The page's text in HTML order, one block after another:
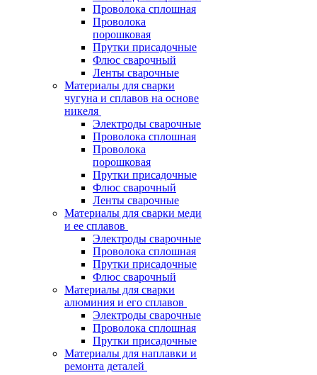
Проволока сплошная
Проволока
порошковая
Прутки присадочные
Флюс сварочный
Ленты сварочные
Материалы для сварки
чугуна и сплавов на основе
никеля
Электроды сварочные
Проволока сплошная
Проволока
порошковая
Прутки присадочные
Флюс сварочный
Ленты сварочные
Материалы для сварки меди
и ее сплавов
Электроды сварочные
Проволока сплошная
Прутки присадочные
Флюс сварочный
Материалы для сварки
алюминия и его сплавов
Электроды сварочные
Проволока сплошная
Прутки присадочные
Материалы для наплавки и
ремонта деталей